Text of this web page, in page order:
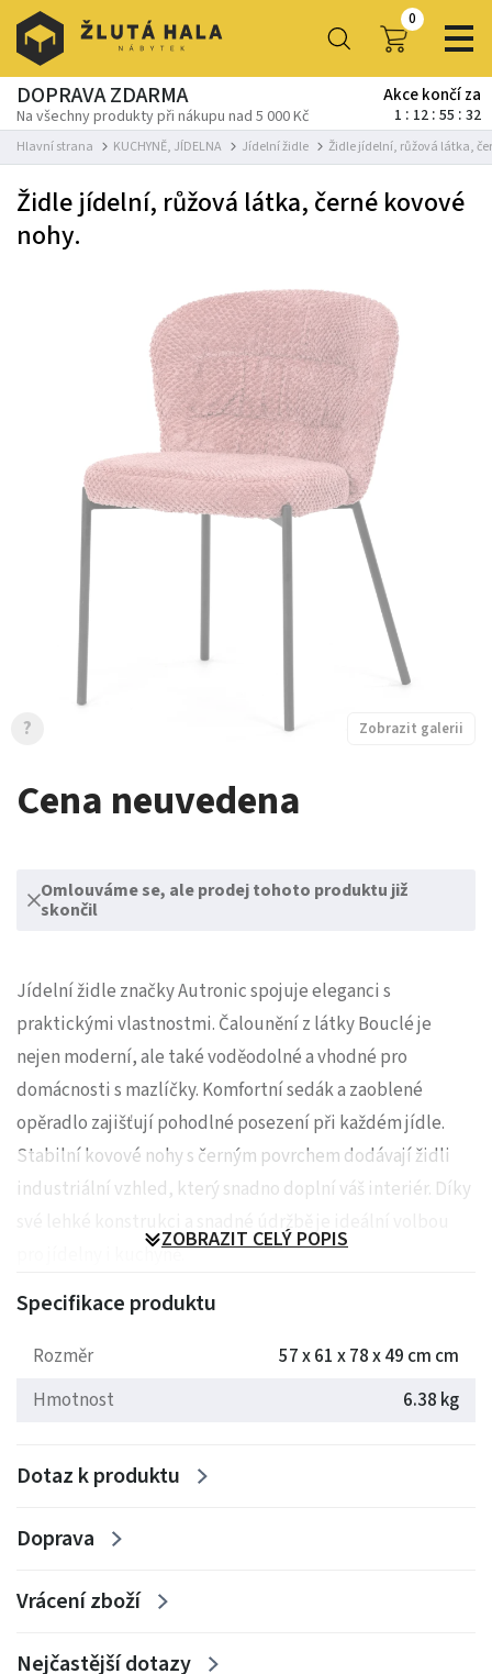
0
DOPRAVA ZDARMA
Na všechny produkty při nákupu nad 5 000 Kč
Akce končí za
1 12 55 32
Hlavní strana KUCHYNĚ, JÍDELNA Jídelní židle Židle jídelní, růžová látka,
Cena neuvedena
Omlouváme se, ale prodej tohoto produktu již
skončil
Židle jídelní, růžová látka, černé kovové
nohy.
Zobrazit galerii
?
Jídelní židle značky Autronic spojuje eleganci s
praktickými vlastnostmi. Čalounění z látky Bouclé je
nejen moderní, ale také voděodolné a vhodné pro
domácnosti s mazlíčky. Komfortní sedák a zaoblené
opěradlo zajišťují pohodlné posezení při každém jídle.
Stabilní kovové nohy s černým povrchem dodávají židli
industriální vzhled, který snadno doplní váš interiér. Díky
své lehké konstrukci a snadné údržbě je ideální volbou
pro jídelny i kuchyně.
Hmotnost: 6.38 kg
ZOBRAZIT CELÝ POPIS
Specifikace produktu
Rozměr
57 x 61 x 78 x 49 cm cm
Hmotnost
6.38 kg
Dotaz k produktu
Doprava
Vrácení zboží
Nejčastější dotazy